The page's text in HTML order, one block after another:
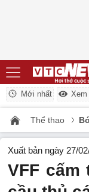
Mới nhất Xem
Thể thao
Xuất bản ngày 27/
VFF